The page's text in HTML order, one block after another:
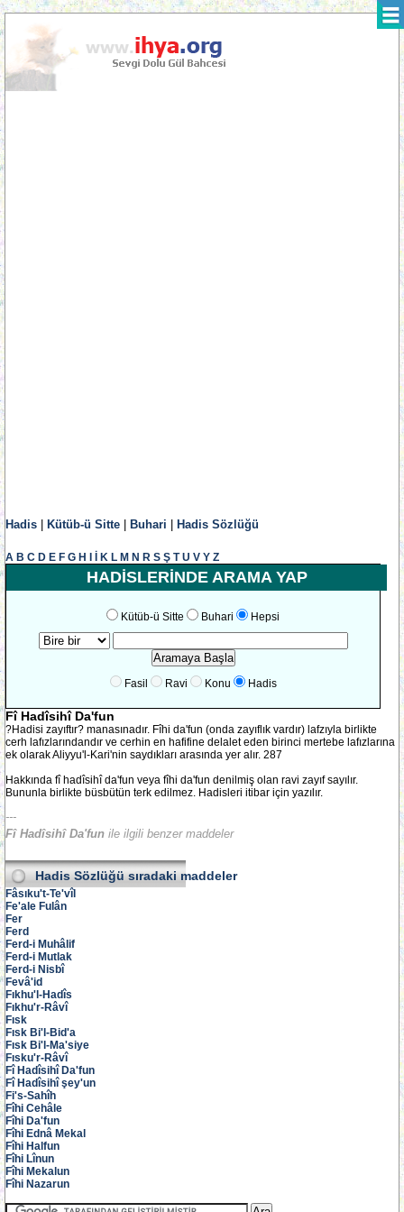
Hadis Kütüb-ü Sitte Buhari Hadis Sözlüğü
A B C D E F G H K L M N R S Ş T U V Y Z
HADİSLERİNDE ARAMA YAP
Kütüb-ü Sitte Buhari Hepsi
Fasil Ravi Konu Hadis
Fî Hadîsihî Da'fun
?Hadisi zayıftır? manasınadır. Fîhi da'fun (onda zayıflık vardır) lafzıyla birlikte
cerh lafızlarındandır ve cerhin en hafifine delalet eden birinci mertebe lafızlarına
ek olarak Aliyyu'l-Kari'nin saydıkları arasında yer alır. 287
Hakkında fî hadîsihî da'fun veya fîhi da'fun denilmiş olan ravi zayıf sayılır.
Bununla birlikte büsbütün terk edilmez. Hadisleri itibar için yazılır.
---
Fî Hadîsihî Da'fun ile ilgili benzer maddeler
Hadis Sözlüğü sıradaki maddeler
Fâsıku't-Te'vîl
Fe'ale Fulân
Fer
Ferd
Ferd-i Muhâlif
Ferd-i Mutlak
Ferd-i Nisbî
Fevâ'id
Fıkhu'l-Hadîs
Fıkhu'r-Râvî
Fısk
Fısk Bi'l-Bid'a
Fısk Bi'l-Ma'siye
Fısku'r-Râvî
Fî Hadîsihî Da'fun
Fî Hadîsihî şey'un
Fi's-Sahîh
Fîhi Cehâle
Fîhi Da'fun
Fîhi Ednâ Mekal
Fîhi Halfun
Fîhi Lînun
Fîhi Mekalun
Fîhi Nazarun